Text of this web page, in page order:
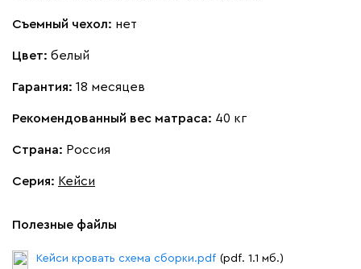
Альтеа
Съемный чехол: нет
Цвет: белый
Гарантия: 18 месяцев
Рекомендованный вес матраса: 40 кг
Страна: Россия
Серия: Кейси
Полезные файлы
Кейси кровать схема сборки.pdf (pdf. 1.1 мб.)